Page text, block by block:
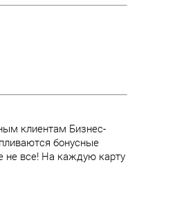
клиентам Бизнес-
бонусные
не все! На каждую карту